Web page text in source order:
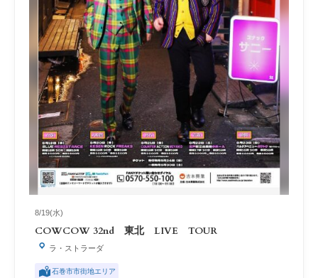
8/19(水)
COWCOW 32nd 東北 LIVE TOUR
ラ・ストラーダ
石巻市市街地エリア